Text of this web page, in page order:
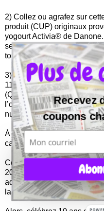
2) Collez ou agrafez sur
produit (CUP) originaux
yogourt Activia® de
seront acceptés; toutes les
tous les CUP de format
3) Postez le tout à : «
11758, SUCCURSALE
(QUÉBEC) H3C 6V6 au
l’oblitération du timbre-
nullité.
À la suite de la validation
cadeau de 10$ vous sera
Cette offre postale est en
2014. Il y a une limite d’une
adresse. Il faut prévoir un
la livraison de la carte.
Plus de
Recevez
coupons